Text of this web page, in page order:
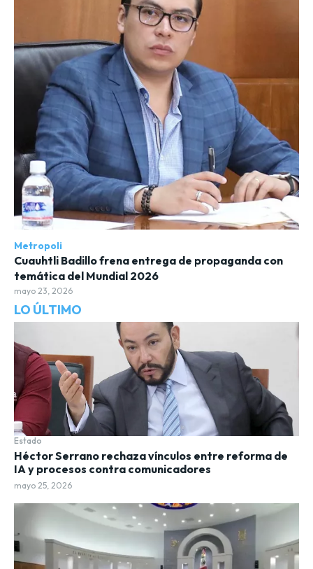
LO ÚLTIMO
Estado
Héctor Serrano rechaza vínculos entre reforma de
IA y procesos contra comunicadores
mayo 25, 2026
Metropoli
Cuauhtli Badillo frena entrega de propaganda con
temática del Mundial 2026
mayo 23, 2026